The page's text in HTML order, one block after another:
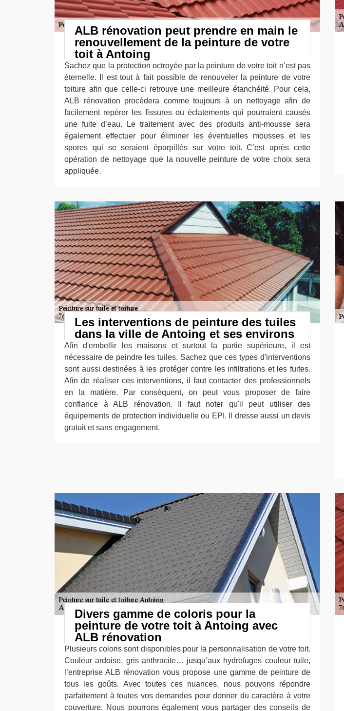
ALB rénovation peut prendre en main le
renouvellement de la peinture de votre
toit à Antoing
Sachez que la protection octroyée par la peinture de votre toit n’est pas
éternelle. Il est tout à fait possible de renouveler la peinture de votre
toiture afin que celle-ci retrouve une meilleure étanchéité. Pour cela,
ALB rénovation procèdera comme toujours à un nettoyage afin de
facilement repérer les fissures ou éclatements qui pourraient causés
une fuite d’eau. Le traitement avec des produits anti-mousse sera
également effectuer pour éliminer les éventuelles mousses et les
spores qui se seraient éparpillés sur votre toit. C’est après cette
opération de nettoyage que la nouvelle peinture de votre choix sera
appliquée.
Les interventions de peinture des tuiles
dans la ville de Antoing et ses environs
Afin d'embellir les maisons et surtout la partie supérieure, il est
nécessaire de peindre les tuiles. Sachez que ces types d'interventions
sont aussi destinées à les protéger contre les infiltrations et les fuites.
Afin de réaliser ces interventions, il faut contacter des professionnels
en la matière. Par conséquent, on peut vous proposer de faire
confiance à ALB rénovation. Il faut noter qu'il peut utiliser des
équipements de protection individuelle ou EPI. Il dresse aussi un devis
gratuit et sans engagement.
Divers gamme de coloris pour la
peinture de votre toit à Antoing avec
ALB rénovation
Plusieurs coloris sont disponibles pour la personnalisation de votre toit.
Couleur ardoise, gris anthracite… jusqu’aux hydrofuges couleur tuile,
l’entreprise ALB rénovation vous propose une gamme de peinture de
tous les goûts. Avec toutes ces nuances, nous pouvons répondre
parfaitement à toutes vos demandes pour donner du caractère à votre
couverture. Nous pourrons également vous partager des conseils de